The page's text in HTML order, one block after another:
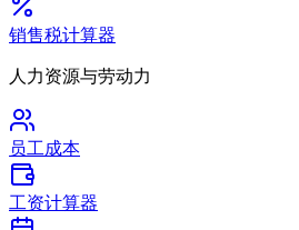
销售税计算器
人力资源与劳动力
员工成本
工资计算器